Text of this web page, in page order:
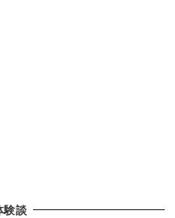
験談